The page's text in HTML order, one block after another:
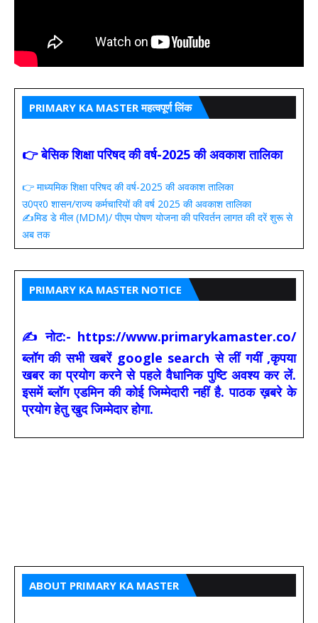
PRIMARY KA MASTER महत्वपूर्ण लिंक
👉 बेसिक शिक्षा परिषद की वर्ष-2025 की अवकाश तालिका
👉 माध्यमिक शिक्षा परिषद की वर्ष-2025 की अवकाश तालिका
उ0प्र0 शासन/राज्य कर्मचारियों की वर्ष 2025 की अवकाश तालिका
✍️मिड डे मील (MDM)/ पीएम पोषण योजना की परिवर्तन लागत की दरें शुरू से
अब तक
PRIMARY KA MASTER NOTICE
✍ नोट:- https://www.primarykamaster.co/
ब्लॉग की सभी खबरें google search से लीं गयीं ,कृपया
खबर का प्रयोग करने से पहले वैधानिक पुष्टि अवश्य कर लें.
इसमें ब्लॉग एडमिन की कोई जिम्मेदारी नहीं है. पाठक ख़बरे के
प्रयोग हेतु खुद जिम्मेदार होगा.
ABOUT PRIMARY KA MASTER